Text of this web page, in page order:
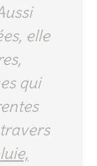
elle
qui